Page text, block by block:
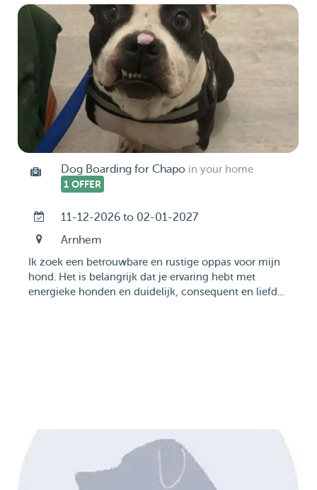
Dog Boarding for Chapo in your home
1 OFFER
11-12-2026 to 02-01-2027
Arnhem
Ik zoek een betrouwbare en rustige oppas voor mijn
hond. Het is belangrijk dat je ervaring hebt met
energieke honden en duidelijk, consequent en liefd...